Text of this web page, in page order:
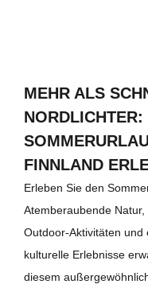
MEHR ALS
NORDLICHTER:
FINNLAND
Erleben Sie den
Atemberaubende
Outdoor-Aktivitäten und
kulturelle Erlebnisse
diesem